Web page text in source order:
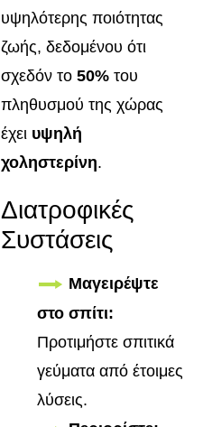
υψηλότερης ποιότητας
ζωής, δεδομένου ότι
σχεδόν το 50% του
πληθυσμού της χώρας
έχει υψηλή
χοληστερίνη.
Διατροφικές
Συστάσεις
Μαγειρέψτε
στο σπίτι:
Προτιμήστε σπιτικά
γεύματα από έτοιμες
λύσεις.